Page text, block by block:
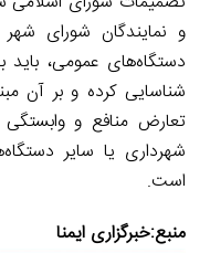
و نمایندگان شورای
دستگاه‌های عمومی، باید
شناسایی کرده و بر آن
تعارض منافع و
شهرداری یا سایر
است.
منبع:خبرگزاری ایمنا